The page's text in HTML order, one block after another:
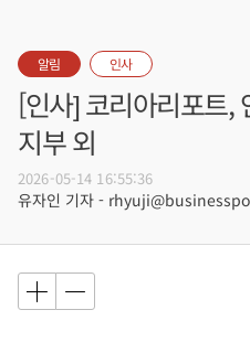
알림 인사
[인사] 코리아리포트,
지부 외
2026-05-14 16:55:36
유자인 기자 -